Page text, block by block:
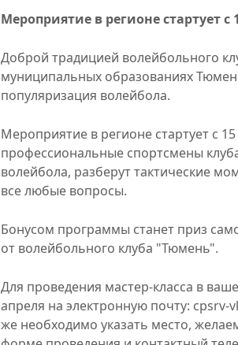
Мероприятие в регионе стартует
Доброй традицией волейбольного
муниципальных образованиях
популяризация волейбола.
Мероприятие в регионе стартует с
профессиональные спортсмены
волейбола, разберут тактические
все любые вопросы.
Бонусом программы станет приз
от волейбольного клуба "Тюмень".
Для проведения мастер-класса в
апреля на электронную почту:
же необходимо указать место,